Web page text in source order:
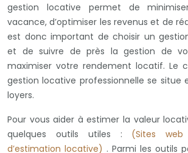
gestion locative permet de
vacance, d’optimiser les revenus et de
est donc important de choisir un
et de suivre de près la gestion de
maximiser votre rendement locatif. Le
gestion locative professionnelle se situe
loyers.
Pour vous aider à estimer la valeur
quelques outils utiles : (Sites
d’estimation locative) . Parmi les outils